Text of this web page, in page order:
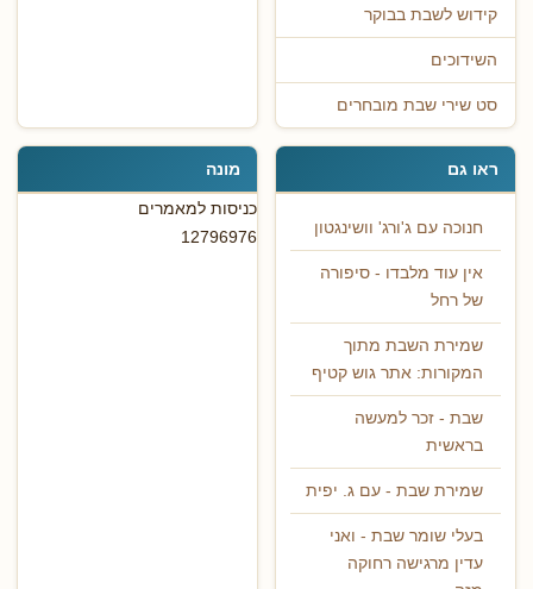
קידוש לשבת בבוקר
השידוכים
סט שירי שבת מובחרים
ראו גם
חנוכה עם ג'ורג' וושינגטון
אין עוד מלבדו - סיפורה
של רחל
שמירת השבת מתוך
המקורות: אתר גוש קטיף
שבת - זכר למעשה
בראשית
שמירת שבת - עם ג. יפית
בעלי שומר שבת - ואני
עדין מרגישה רחוקה
מונה
כניסות למאמרים
12796976